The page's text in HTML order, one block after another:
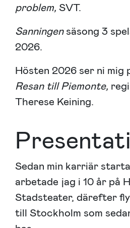
problem, SVT.
Sanningensäsong 3
2026.
Hösten 2026 ser ni mig
Resan till Piemonte,
Therese Keining.
Sedan min karriär
arbetade jag i 10 år på
Stadsteater, därefter
till Stockholm som